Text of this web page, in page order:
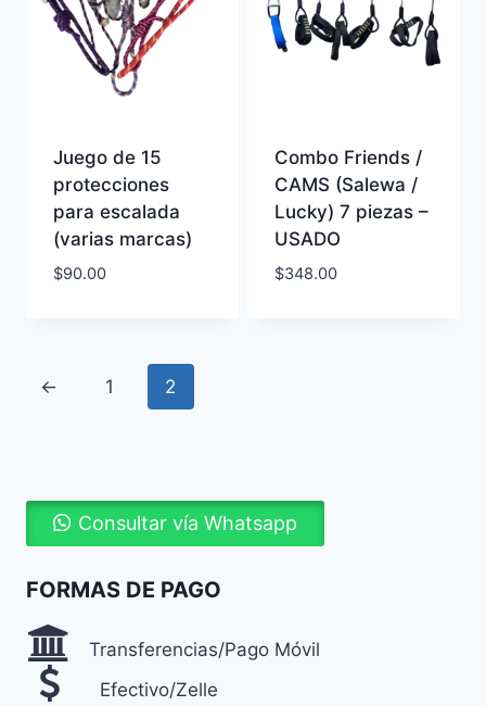
Juego de 15
protecciones
para escalada
(varias marcas)
$90.00
Combo Friends /
CAMS (Salewa /
Lucky) 7 piezas –
USADO
$348.00
← 1 2
Consultar vía Whatsapp
FORMAS DE PAGO
Transferencias/Pago Móvil
Efectivo/Zelle